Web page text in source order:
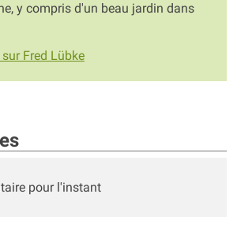
y compris d'un beau jardin dans
Fred Lübke
pour l'instant